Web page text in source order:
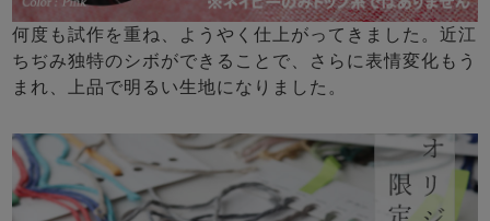
何度も試作を重ね、ようやく仕上がってきました。近江
ちぢみ独特のシボができることで、さらに表情変化もう
まれ、上品で明るい生地になりました。